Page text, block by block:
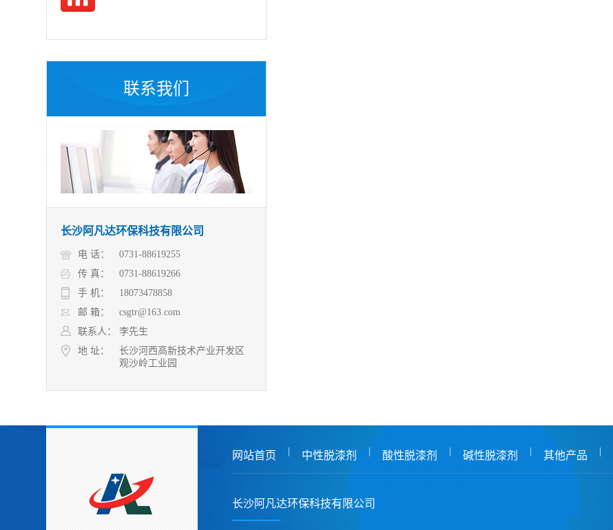
联系我们
长沙阿凡达环保科技有限公司
电 话：
0731-88619255
传 真：
0731-88619266
手 机：
18073478858
邮 箱：
csgtr@163.com
联系人：
李先生
地 址：
长沙河西高新技术产业开发区
观沙岭工业园
网站首页 中性脱漆剂 酸性脱漆剂 碱性脱漆剂 其他产品
长沙阿凡达环保科技有限公司